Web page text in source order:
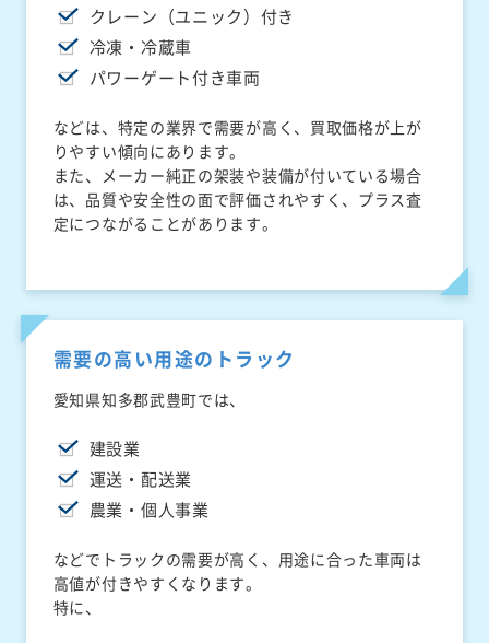
クレーン（ユニック）付き
冷凍・冷蔵車
パワーゲート付き車両
などは、特定の業界で需要が高く、買取価格が上が
りやすい傾向にあります。
また、メーカー純正の架装や装備が付いている場合
は、品質や安全性の面で評価されやすく、プラス査
定につながることがあります。
需要の高い用途のトラック
愛知県知多郡武豊町では、
建設業
運送・配送業
農業・個人事業
などでトラックの需要が高く、用途に合った車両は
高値が付きやすくなります。
特に、